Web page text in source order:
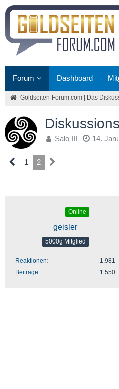
Forum Dashboard
Goldseiten-Forum.com | Das
Salo III 14.
1 2
Online
geisler
5000g Mitglied
Reaktionen
1.981
Beiträge
1.550